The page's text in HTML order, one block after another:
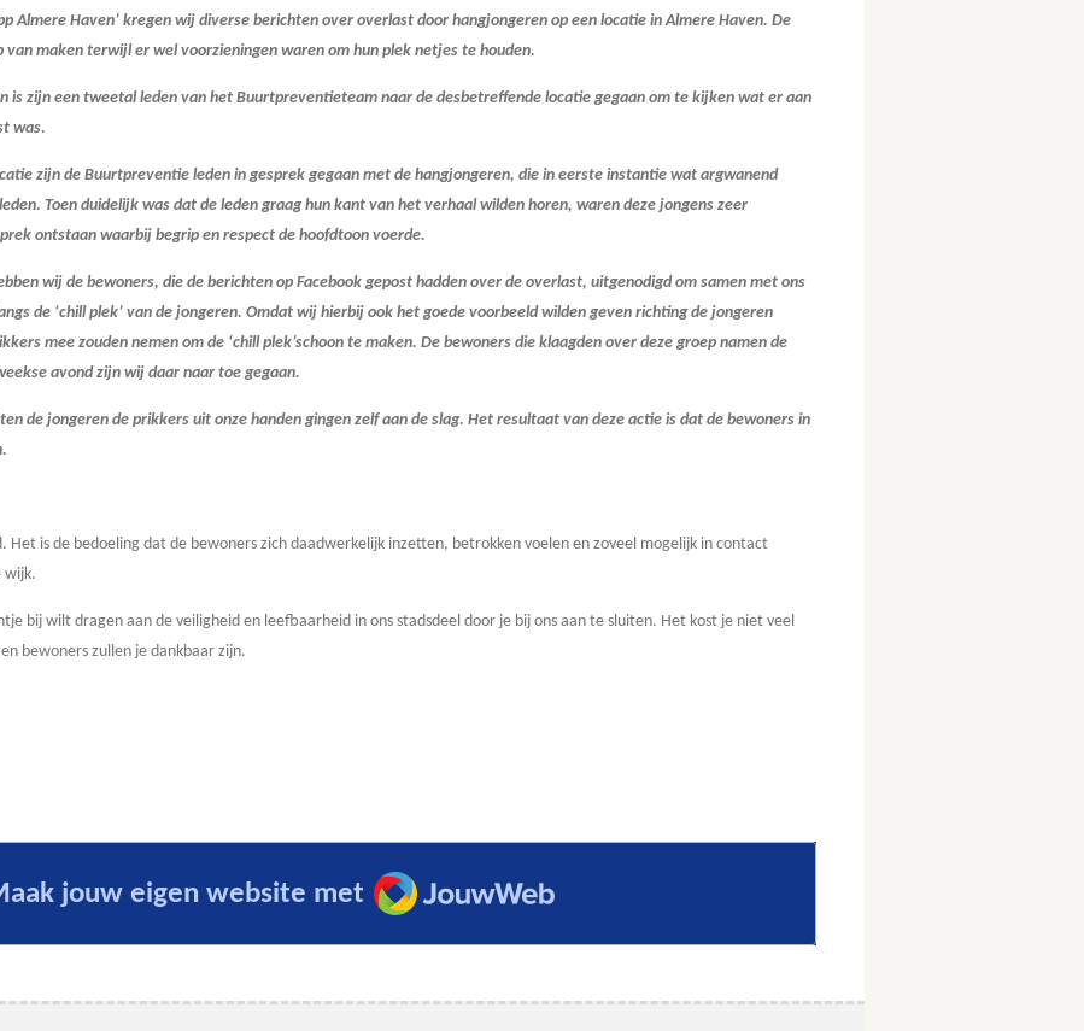
Almere Haven’ kregen wij diverse berichten over overlast door hangjongeren op een locatie in Almere Haven. De
van maken terwijl er wel voorzieningen waren om hun plek netjes te houden.
is zijn een tweetal leden van het Buurtpreventieteam naar de desbetreffende locatie gegaan om te kijken wat er aan
was.
zijn de Buurtpreventie leden in gesprek gegaan met de hangjongeren, die in eerste instantie wat argwanend
Toen duidelijk was dat de leden graag hun kant van het verhaal wilden horen, waren deze jongens zeer
ontstaan waarbij begrip en respect de hoofdtoon voerde.
wij de bewoners, die de berichten op Facebook gepost hadden over de overlast, uitgenodigd om samen met ons
de ‘chill plek’ van de jongeren. Omdat wij hierbij ook het goede voorbeeld wilden geven richting de jongeren
mee zouden nemen om de ‘chill plek’schoon te maken. De bewoners die klaagden over deze groep namen de
avond zijn wij daar naar toe gegaan.
de jongeren de prikkers uit onze handen gingen zelf aan de slag. Het resultaat van deze actie is dat de bewoners in
is de bedoeling dat de bewoners zich daadwerkelijk inzetten, betrokken voelen en zoveel mogelijk in contact
wijk.
bij wilt dragen aan de veiligheid en leefbaarheid in ons stadsdeel door je bij ons aan te sluiten. Het kost je niet veel
bewoners zullen je dankbaar zijn.
jouw eigen website met JouwWeb